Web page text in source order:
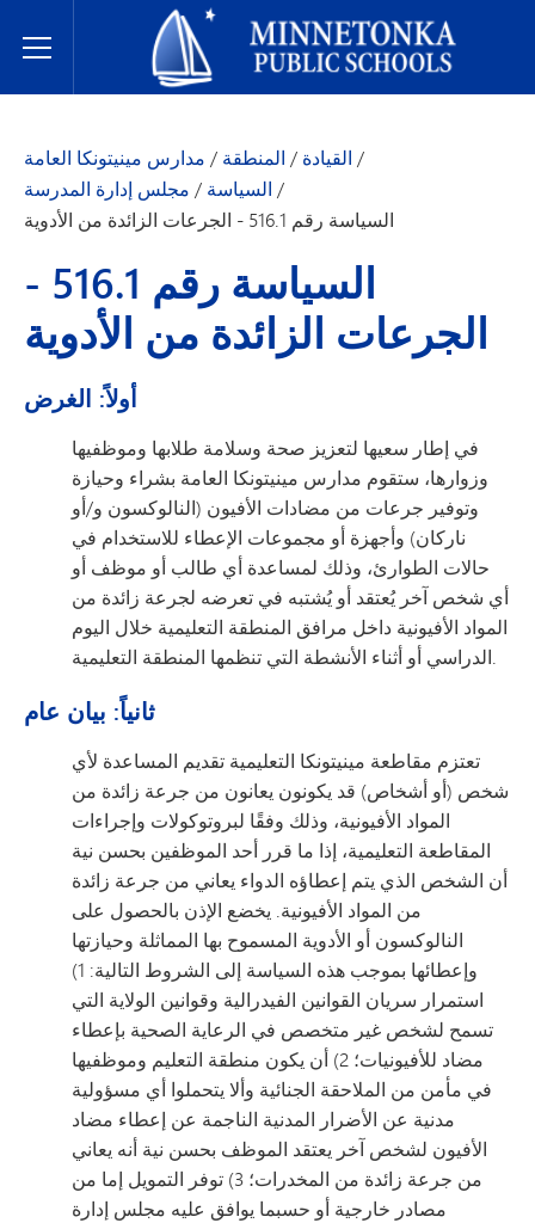
Toggle Menu
مدارس مينيتونكا العامة
مدارس مينيتونكا العامة / المنطقة / القيادة /
مجلس إدارة المدرسة / السياسة /
السياسة رقم 516.1 - الجرعات الزائدة من الأدوية
السياسة رقم 516.1 -
الجرعات الزائدة من الأدوية
أولاً: الغرض
في إطار سعيها لتعزيز صحة وسلامة طلابها وموظفيها
وزوارها، ستقوم مدارس مينيتونكا العامة بشراء وحيازة
وتوفير جرعات من مضادات الأفيون (النالوكسون و/أو
ناركان) وأجهزة أو مجموعات الإعطاء للاستخدام في
حالات الطوارئ، وذلك لمساعدة أي طالب أو موظف أو
أي شخص آخر يُعتقد أو يُشتبه في تعرضه لجرعة زائدة من
المواد الأفيونية داخل مرافق المنطقة التعليمية خلال اليوم
الدراسي أو أثناء الأنشطة التي تنظمها المنطقة التعليمية.
ثانياً: بيان عام
تعتزم مقاطعة مينيتونكا التعليمية تقديم المساعدة لأي
شخص (أو أشخاص) قد يكونون يعانون من جرعة زائدة من
المواد الأفيونية، وذلك وفقًا لبروتوكولات وإجراءات
المقاطعة التعليمية، إذا ما قرر أحد الموظفين بحسن نية
أن الشخص الذي يتم إعطاؤه الدواء يعاني من جرعة زائدة
من المواد الأفيونية. يخضع الإذن بالحصول على
النالوكسون أو الأدوية المسموح بها المماثلة وحيازتها
وإعطائها بموجب هذه السياسة إلى الشروط التالية: 1)
استمرار سريان القوانين الفيدرالية وقوانين الولاية التي
تسمح لشخص غير متخصص في الرعاية الصحية بإعطاء
مضاد للأفيونيات؛ 2) أن يكون منطقة التعليم وموظفيها
في مأمن من الملاحقة الجنائية وألا يتحملوا أي مسؤولية
مدنية عن الأضرار المدنية الناجمة عن إعطاء مضاد
الأفيون لشخص آخر يعتقد الموظف بحسن نية أنه يعاني
من جرعة زائدة من المخدرات؛ 3) توفر التمويل إما من
مصادر خارجية أو حسبما يوافق عليه مجلس إدارة